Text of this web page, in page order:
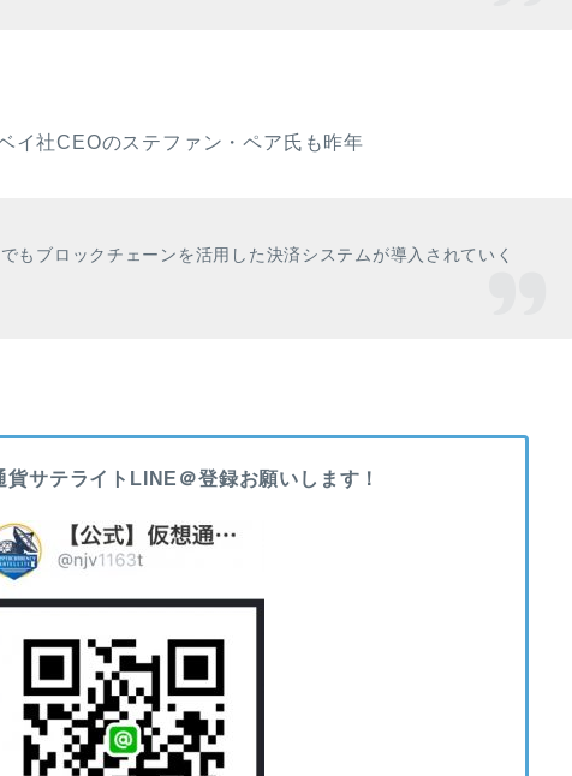
イ社CEOのステファン・ペア氏も昨年
もブロックチェーンを活用した決済システムが導入されていく
貨サテライトLINE＠登録お願いします！